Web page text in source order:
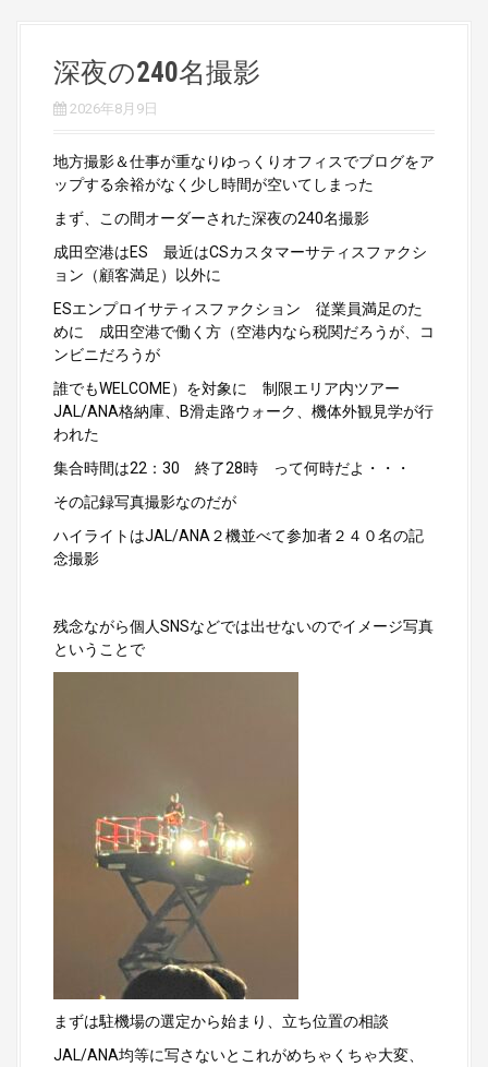
深夜の240名撮影
2026年8月9日
地方撮影＆仕事が重なりゆっくりオフィスでブログをア
ップする余裕がなく少し時間が空いてしまった
まず、この間オーダーされた深夜の240名撮影
成田空港はES 最近はCSカスタマーサティスファクシ
ョン（顧客満足）以外に
ESエンプロイサティスファクション 従業員満足のた
めに 成田空港で働く方（空港内なら税関だろうが、コ
ンビニだろうが
誰でもWELCOME）を対象に 制限エリア内ツアー
JAL/ANA格納庫、B滑走路ウォーク、機体外観見学が行
われた
集合時間は22：30 終了28時 って何時だよ・・・
その記録写真撮影なのだが
ハイライトはJAL/ANA２機並べて参加者２４０名の記
念撮影
残念ながら個人SNSなどでは出せないのでイメージ写真
ということで
まずは駐機場の選定から始まり、立ち位置の相談
JAL/ANA均等に写さないとこれがめちゃくちゃ大変、